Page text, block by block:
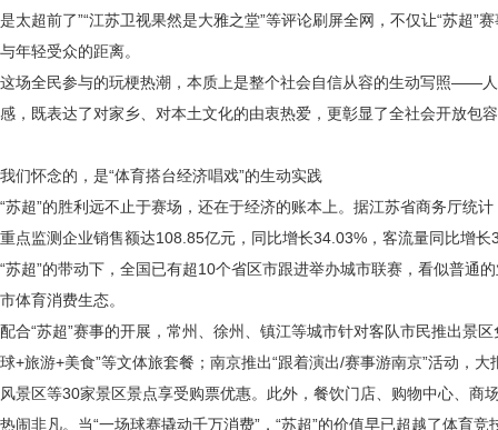
是太超前了”“江苏卫视果然是大雅之堂”等评论刷屏全网，不仅让“苏超”
与年轻受众的距离。
这场全民参与的玩梗热潮，本质上是整个社会自信从容的生动写照——人
感，既表达了对家乡、对本土文化的由衷热爱，更彰显了全社会开放包
我们怀念的，是“体育搭台经济唱戏”的生动实践
“苏超”的胜利远不止于赛场，还在于经济的账本上。据江苏省商务厅统
重点监测企业销售额达108.85亿元，同比增长34.03%，客流量同比增长
“苏超”的带动下，全国已有超10个省区市跟进举办城市联赛，看似普通
市体育消费生态。
配合“苏超”赛事的开展，常州、徐州、镇江等城市针对客队市民推出景
球+旅游+美食”等文体旅套餐；南京推出“跟着演出/赛事游南京”活动，
风景区等30家景区景点享受购票优惠。此外，餐饮门店、购物中心、商
热闹非凡。当“一场球赛撬动千万消费”，“苏超”的价值早已超越了体育